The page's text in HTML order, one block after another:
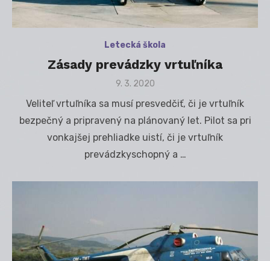
Letecká škola
Zásady prevádzky vrtuľníka
Posted
9. 3. 2020
Veliteľ vrtuľníka sa musí presvedčiť, či je vrtuľník
bezpečný a pripravený na plánovaný let. Pilot sa pri
vonkajšej prehliadke uistí, či je vrtuľník
prevádzkyschopný a …